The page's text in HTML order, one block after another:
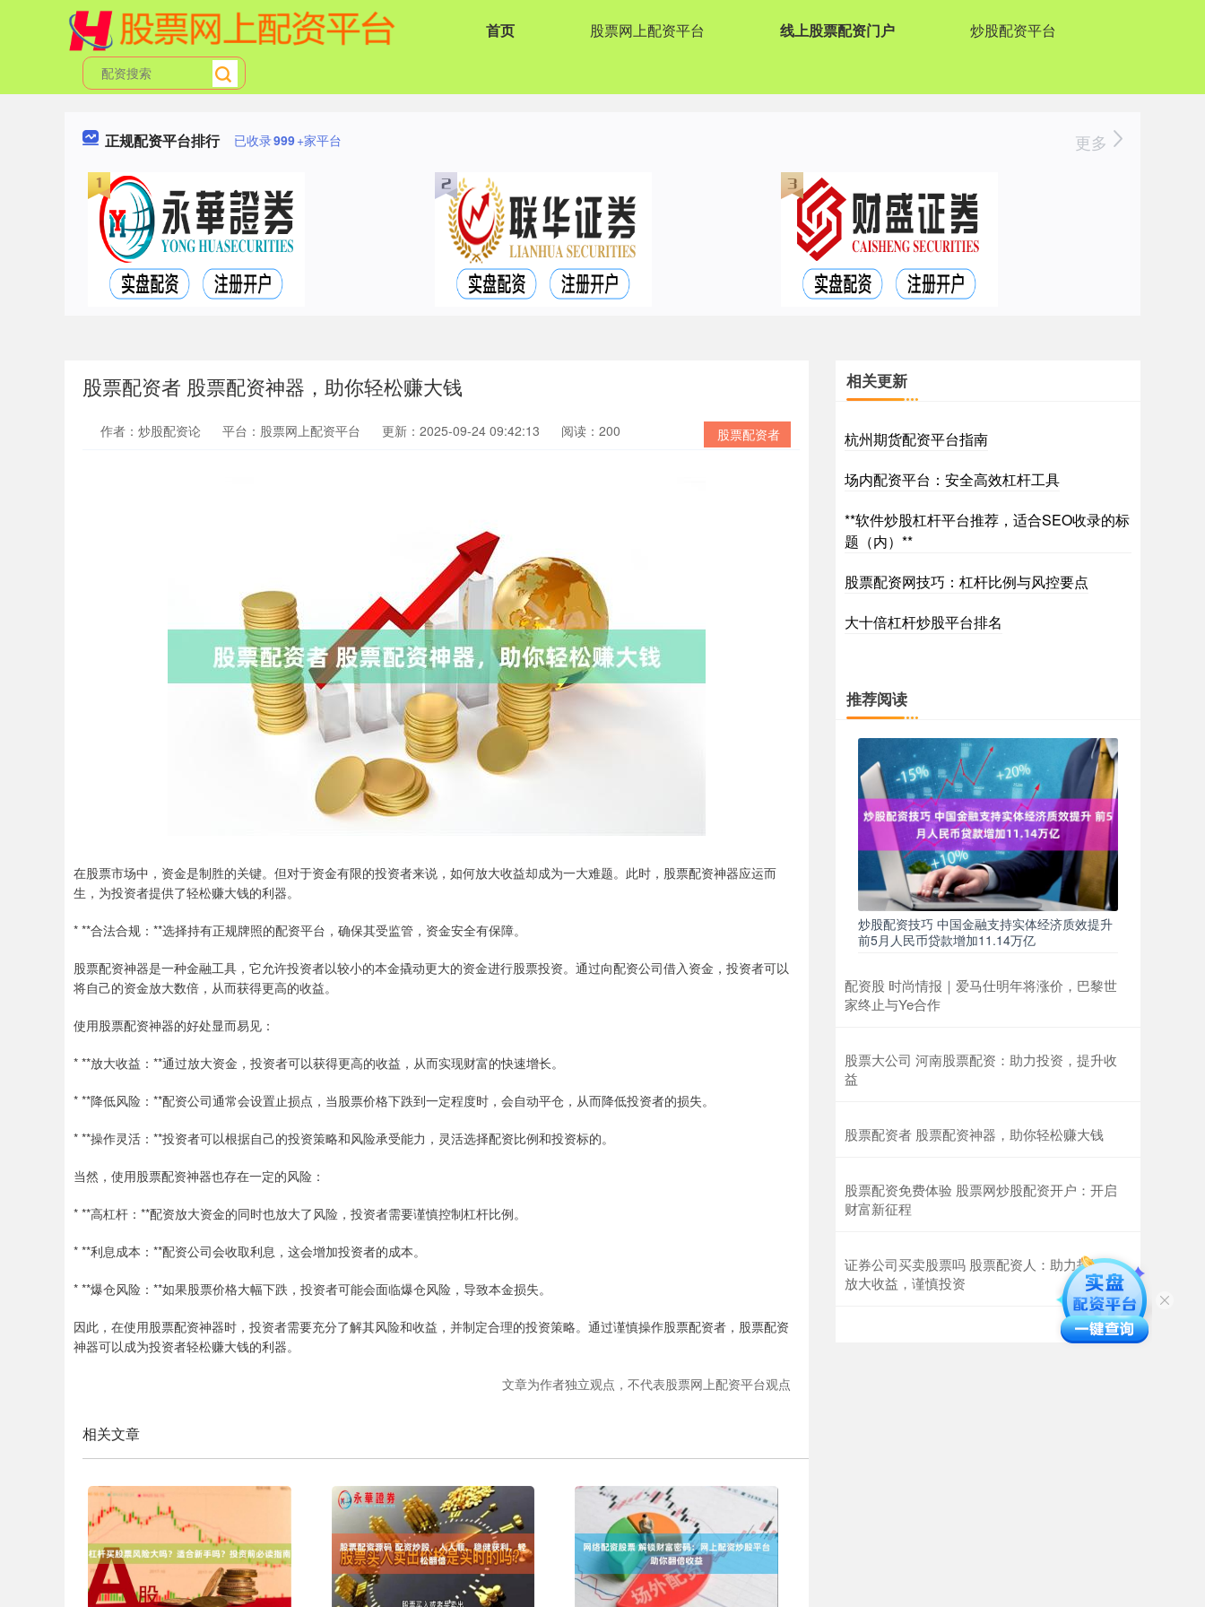
首页 股票网上配资平台 线上股票配资门户 炒股配资平台
正规配资平台排行 已收录999+家平台 更多
股票配资者 股票配资神器，助你轻松赚大钱
股票配资者
作者：炒股配资论 平台：股票网上配资平台 更新：2025-09-24 09:42:13 阅读：200
在股票市场中，资金是制胜的关键。但对于资金有限的投资者来说，如何放大收益却成为一大难题。此时，股票配资神器应运而
生，为投资者提供了轻松赚大钱的利器。
* **合法合规：**选择持有正规牌照的配资平台，确保其受监管，资金安全有保障。
股票配资神器是一种金融工具，它允许投资者以较小的本金撬动更大的资金进行股票投资。通过向配资公司借入资金，投资者可以
将自己的资金放大数倍，从而获得更高的收益。
使用股票配资神器的好处显而易见：
* **放大收益：**通过放大资金，投资者可以获得更高的收益，从而实现财富的快速增长。
* **降低风险：**配资公司通常会设置止损点，当股票价格下跌到一定程度时，会自动平仓，从而降低投资者的损失。
* **操作灵活：**投资者可以根据自己的投资策略和风险承受能力，灵活选择配资比例和投资标的。
当然，使用股票配资神器也存在一定的风险：
* **高杠杆：**配资放大资金的同时也放大了风险，投资者需要谨慎控制杠杆比例。
* **利息成本：**配资公司会收取利息，这会增加投资者的成本。
* **爆仓风险：**如果股票价格大幅下跌，投资者可能会面临爆仓风险，导致本金损失。
因此，在使用股票配资神器时，投资者需要充分了解其风险和收益，并制定合理的投资策略。通过谨慎操作股票配资者，股票配资
神器可以成为投资者轻松赚大钱的利器。
文章为作者独立观点，不代表股票网上配资平台观点
相关文章
相关更新
杭州期货配资平台指南
场内配资平台：安全高效杠杆工具
**软件炒股杠杆平台推荐，适合SEO收录的标
题（内）**
股票配资网技巧：杠杆比例与风控要点
大十倍杠杆炒股平台排名
推荐阅读
炒股配资技巧 中国金融支持实体经济质效提升
前5月人民币贷款增加11.14万亿
配资股 时尚情报｜爱马仕明年将涨价，巴黎世
家终止与Ye合作
股票大公司 河南股票配资：助力投资，提升收
益
股票配资者 股票配资神器，助你轻松赚大钱
股票配资免费体验 股票网炒股配资开户：开启
财富新征程
证券公司买卖股票吗 股票配资人：助力投资者
放大收益，谨慎投资